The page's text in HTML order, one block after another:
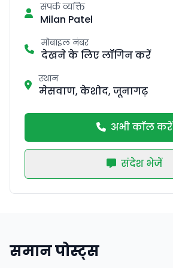
संपर्क व्यक्ति
Milan Patel
मोबाइल नंबर
देखने के लिए लॉगिन करें
स्थान
मेसवाण, केशोद, जूनागढ़
अभी कॉल करें
संदेश भेजें
समान पोस्ट्स